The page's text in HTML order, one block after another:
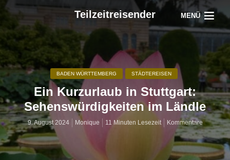
Teilzeitreisender MENÜ
BADEN WÜRTTEMBERG STÄDTEREISEN
Ein Kurzurlaub in Stuttgart:
Sehenswürdigkeiten im Ländle
9. August 2024 Monique 11 Minuten Lesezeit Kommentare